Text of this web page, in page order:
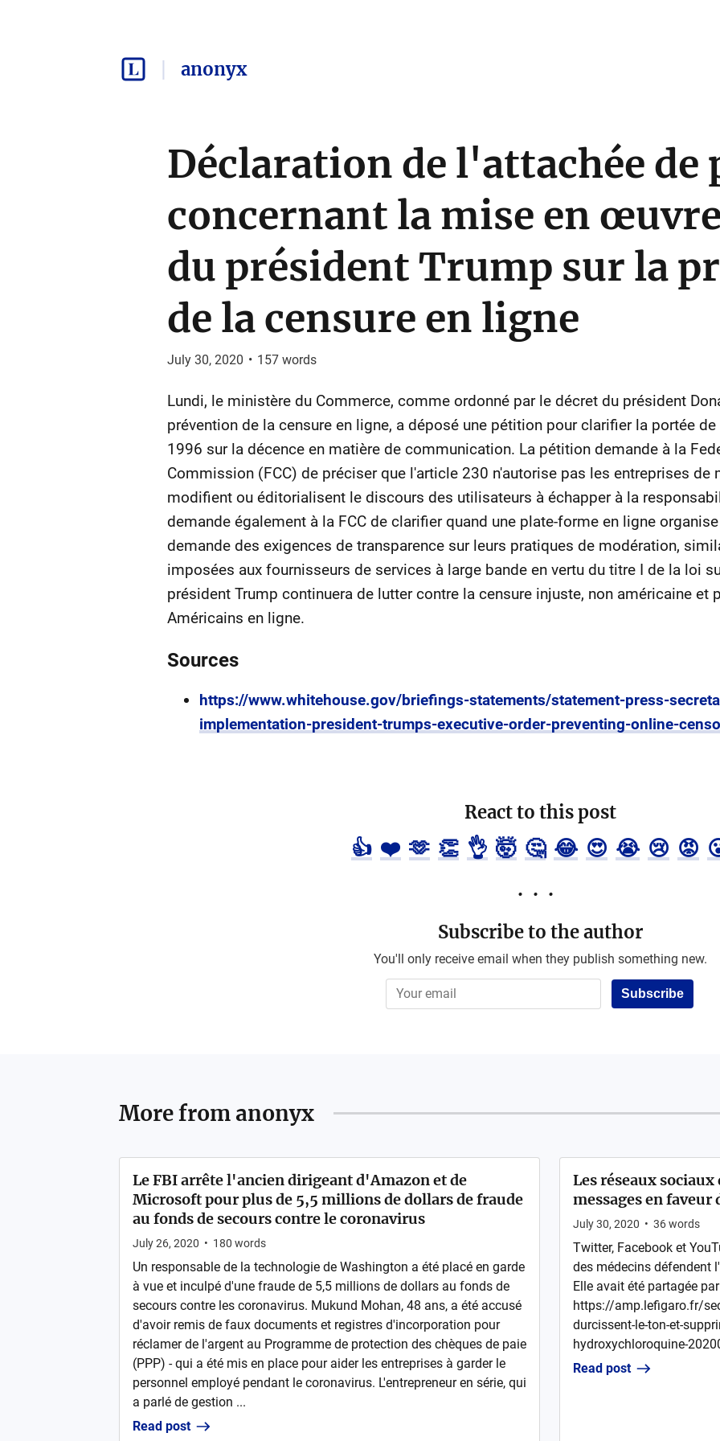
anonyx
Déclaration de l'attachée de
concernant la mise en
du président Trump sur la
de la censure en ligne
July 30, 2020 • 157words
Lundi, le ministère du Commerce, comme ordonné par le décret du président
prévention de la censure en ligne, a déposé une pétition pour clarifier la portée
1996 sur la décence en matière de communication. La pétition demande à la
Commission (FCC) de préciser que l'article 230 n'autorise pas les entreprises de
modifient ou éditorialisent le discours des utilisateurs à échapper à la
demande également à la FCC de clarifier quand une plate-forme en ligne
demande des exigences de transparence sur leurs pratiques de modération,
imposées aux fournisseurs de services à large bande en vertu du titre I de la loi
président Trump continuera de lutter contre la censure injuste, non américaine et
Américains en ligne.
Sources
https://www.whitehouse.gov/briefings-statements/statement-press-
implementation-president-trumps-executive-order-preventing-online-
React to this post
👍 ❤️ 🫶 👏 👌 🤯 🤔 😂 😍 😭 😢 😡
Subscribe to the author
You'll only receive email when they publish something new.
Subscribe
More from anonyx
Le FBI arrête l'ancien dirigeant d'Amazon et de
Microsoft pour plus de 5,5 millions de dollars de fraude
au fonds de secours contre le coronavirus
July 26, 2020 • 180 words
Un responsable de la technologie de Washington a été placé en garde
à vue et inculpé d'une fraude de 5,5 millions de dollars au fonds de
secours contre les coronavirus. Mukund Mohan, 48 ans, a été accusé
d'avoir remis de faux documents et registres d'incorporation pour
réclamer de l'argent au Programme de protection des chèques de paie
(PPP) - qui a été mis en place pour aider les entreprises à garder le
personnel employé pendant le coronavirus. L'entrepreneur en série, qui
a parlé de gestion ...
Read post
Les réseaux
messages en
July 30, 2020 • 36words
Twitter, Facebook et
des médecins défendent
Elle avait été partagée
https://amp.lefigaro.fr/
durcissent-le-ton-et-
hydroxychloroquine-
Read post